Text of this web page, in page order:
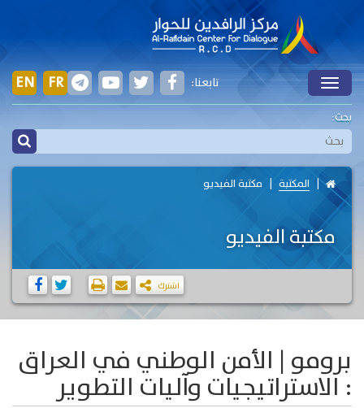
Toggle
EN FR تابعنا:
بحث:
المكتبة مكتبة الفيديو
مكتبة الفيديو
اشترك
برومو | الأمن الوطني في العراق
: الاستراتيجيات وآليات التطوير